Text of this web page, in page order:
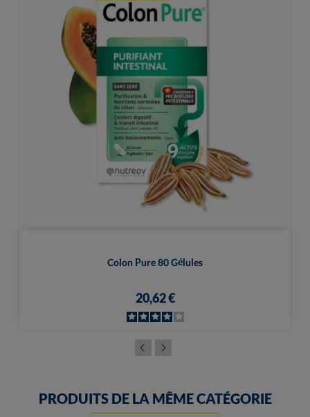
Colon Pure 80 Gélules
20,62 €
PRODUITS DE LA MÊME CATÉGORIE